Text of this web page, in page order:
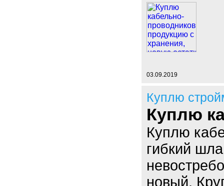
03.09.2019
Куплю
Куплю
Куплю
гибкий
новый.